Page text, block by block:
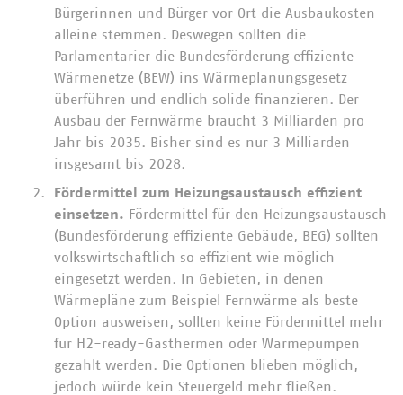
Bürgerinnen und Bürger vor Ort die Ausbaukosten
alleine stemmen. Deswegen sollten die
Parlamentarier die Bundesförderung effiziente
Wärmenetze (BEW) ins Wärmeplanungsgesetz
überführen und endlich solide finanzieren. Der
Ausbau der Fernwärme braucht 3 Milliarden pro
Jahr bis 2035. Bisher sind es nur 3 Milliarden
insgesamt bis 2028.
Fördermittel zum Heizungsaustausch effizient
einsetzen. Fördermittel für den Heizungsaustausch
(Bundesförderung effiziente Gebäude, BEG) sollten
volkswirtschaftlich so effizient wie möglich
eingesetzt werden. In Gebieten, in denen
Wärmepläne zum Beispiel Fernwärme als beste
Option ausweisen, sollten keine Fördermittel mehr
für H2-ready-Gasthermen oder Wärmepumpen
gezahlt werden. Die Optionen blieben möglich,
jedoch würde kein Steuergeld mehr fließen.